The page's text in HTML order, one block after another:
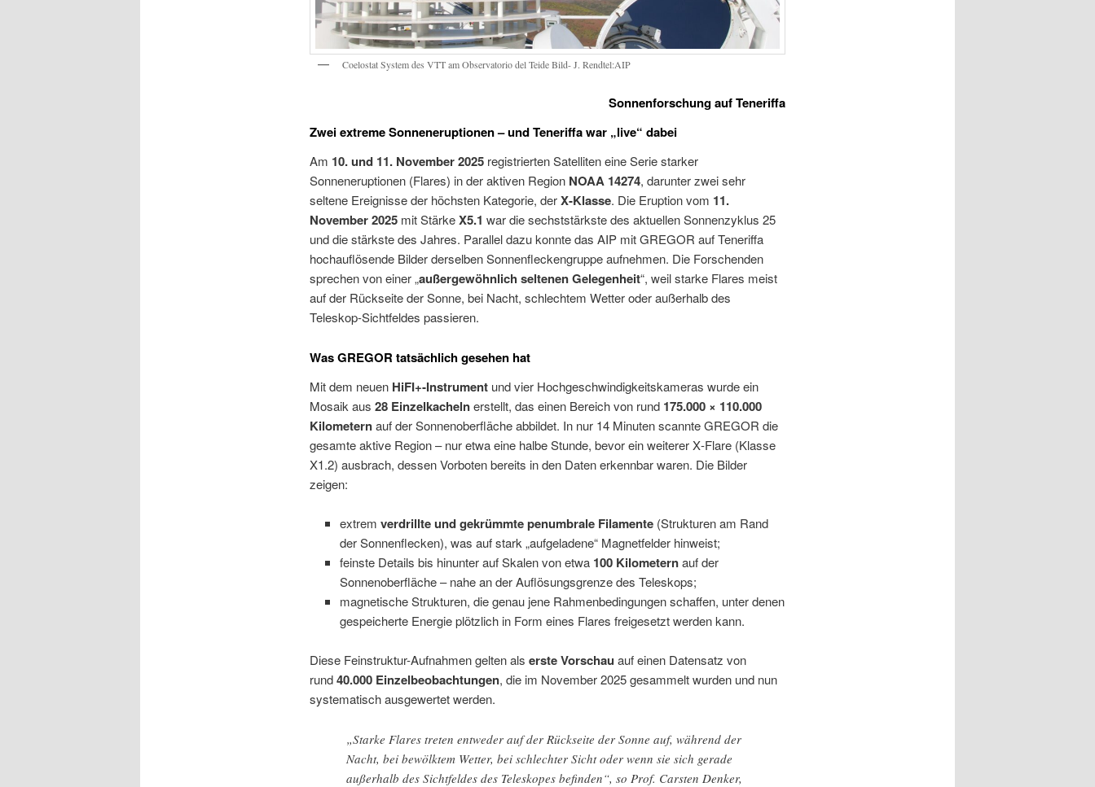
Coelostat System des VTT am Observatorio del Teide Bild- J. Rendtel:AIP
Sonnenforschung auf Teneriffa
​Zwei extreme Sonneneruptionen – und Teneriffa war „live“ dabei
Am 10. und 11. November 2025registrierten Satelliten eine Serie starker
Sonneneruptionen (Flares) in der aktiven Region NOAA 14274, darunter zwei sehr
seltene Ereignisse der höchsten Kategorie, derX‑Klasse. Die Eruption vom 11.
November 2025mit StärkeX5.1 war die sechststärkste des aktuellen Sonnenzyklus 25
und die stärkste des Jahres. Parallel dazu konnte das AIP mit GREGOR auf Teneriffa
hochauflösende Bilder derselben Sonnenfleckengruppe aufnehmen. Die Forschenden
sprechen von einer „außergewöhnlich seltenen Gelegenheit“, weil starke Flares meist
auf der Rückseite der Sonne, bei Nacht, schlechtem Wetter oder außerhalb des
Teleskop-Sichtfeldes passieren.
Was GREGOR tatsächlich gesehen hat
Mit dem neuen HiFI+‑Instrumentund vier Hochgeschwindigkeitskameras wurde ein
Mosaik aus 28 Einzelkachelnerstellt, das einen Bereich von rund 175.000 × 110.000
Kilometernauf der Sonnenoberfläche abbildet. In nur 14 Minuten scannte GREGOR die
gesamte aktive Region – nur etwa eine halbe Stunde, bevor ein weiterer X‑Flare (Klasse
X1.2) ausbrach, dessen Vorboten bereits in den Daten erkennbar waren. Die Bilder
zeigen:
extremverdrillte und gekrümmte penumbrale Filamente (Strukturen am Rand
der Sonnenflecken), was auf stark „aufgeladene“ Magnetfelder hinweist;
feinste Details bis hinunter auf Skalen von etwa 100 Kilometernauf der
Sonnenoberfläche – nahe an der Auflösungsgrenze des Teleskops;
magnetische Strukturen, die genau jene Rahmenbedingungen schaffen, unter denen
gespeicherte Energie plötzlich in Form eines Flares freigesetzt werden kann.
Diese Feinstruktur-Aufnahmen gelten als erste Vorschau auf einen Datensatz von
rund40.000 Einzelbeobachtungen, die im November 2025 gesammelt wurden und nun
systematisch ausgewertet werden.
​„Starke Flares treten entweder auf der Rückseite der Sonne auf, während der
Nacht, bei bewölktem Wetter, bei schlechter Sicht oder wenn sie sich gerade
außerhalb des Sichtfeldes des Teleskopes befinden“, so Prof. Carsten Denker,